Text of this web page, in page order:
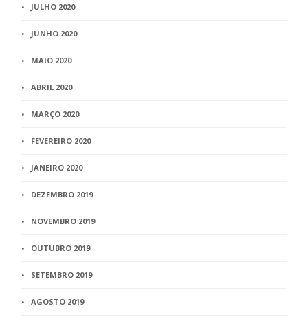
JULHO 2020
JUNHO 2020
MAIO 2020
ABRIL 2020
MARÇO 2020
FEVEREIRO 2020
JANEIRO 2020
DEZEMBRO 2019
NOVEMBRO 2019
OUTUBRO 2019
SETEMBRO 2019
AGOSTO 2019